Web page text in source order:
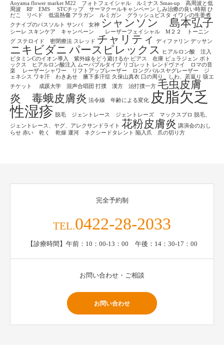
Aoyama flower market M22 フォトフェイシャル ルミナス Smas-up 高周波と低
周波 RF EMS
STCチップ サーマクールキャンペーン しみ治療の良い時期 ひ
だこ リベド 低温熱傷 アラガン ルミガン グラッシュビスタ イワシの生姜煮
クナイプのバスソルト サンバ 女神 シャンソン 島本弘子
シーレ スキンケア キャンペーン レーザーフェイシャル M２２ トーニン
グ ステロイド 密閉療法 スレッド チャリティ ディファリン デッサン
ニキビダニ パースピレックス
ヒアルロン酸 注入
ビタミンCのイオン導入 紫外線をどう避けるか ピアス 在庫 ピュラジェン ボト
ックス ヒアルロン酸注入
ムーバブルタイプ リゴレット レンドヴァイ ロマの音
楽
レーザーシャワー リフトアップレーザー ロングパルスヤグレーザー ジ
ェネシス ワキ汗 わきあせ 腋下多汗症 久保山真衣 口の周り、しわ、若返り 咳エ
チケット
成蹊大学 混声合唱団 打撲 漢方 治打撲一方 毛虫皮膚
炎 毒蛾皮膚炎 法令線 年齢による変化
皮脂欠乏
性湿疹 脱毛 ジェントレース ジェントレーズ マックスプロ
脱毛、
ジェントレース、ヤグ、アレクサンドライト 花粉皮膚炎 講演会のおし
らせ 赤い 乾く 乾燥 運河 ネクシードタレント 陥入爪 爪の切り方
完全予約制
TEL.0422-28-2033
【診療時間】午前：10：00-13：00 午後：14：30-17：00
お問い合わせ・ご相談
お問い合わせ